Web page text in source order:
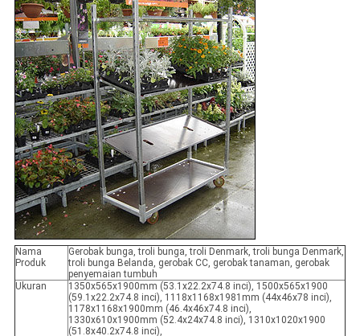
Nama
Produk
Gerobak bunga, troli bunga, troli Denmark, troli bunga Denmark,
troli bunga Belanda, gerobak CC, gerobak tanaman, gerobak
penyemaian tumbuh
Ukuran
1350x565x1900mm (53.1x22.2x74.8 inci), 1500x565x1900
(59.1x22.2x74.8 inci), 1118x1168x1981mm (44x46x78 inci),
1178x1168x1900mm (46.4x46x74.8 inci),
1330x610x1900mm (52.4x24x74.8 inci), 1310x1020x1900
(51.8x40.2x74.8 inci),